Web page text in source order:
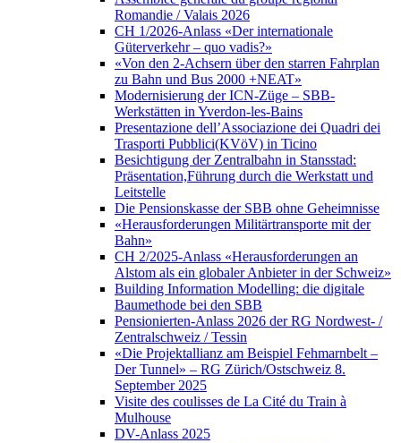
Romandie / Valais 2026
CH 1/2026-Anlass «Der internationale
Güterverkehr – quo vadis?»
«Von den 2-Achsern über den starren Fahrplan
zu Bahn und Bus 2000 +NEAT»
Modernisierung der ICN-Züge – SBB-
Werkstätten in Yverdon-les-Bains
Presentazione dell’Associazione dei Quadri dei
Trasporti Pubblici(KVöV) in Ticino
Besichtigung der Zentralbahn in Stansstad:
Präsentation,Führung durch die Werkstatt und
Leitstelle
Die Pensionskasse der SBB ohne Geheimnisse
«Herausforderungen Militärtransporte mit der
Bahn»
CH 2/2025-Anlass «Herausforderungen an
Alstom als ein globaler Anbieter in der Schweiz»
Building Information Modelling: die digitale
Baumethode bei den SBB
Pensionierten-Anlass 2026 der RG Nordwest- /
Zentralschweiz / Tessin
«Die Projektallianz am Beispiel Fehmarnbelt –
Der Tunnel» – RG Zürich/Ostschweiz 8.
September 2025
Visite des coulisses de La Cité du Train à
Mulhouse
DV-Anlass 2025